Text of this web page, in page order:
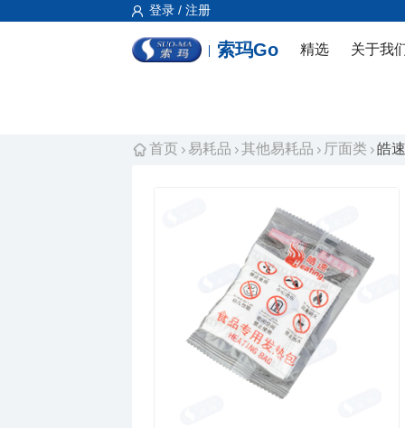
登录 / 注册
索玛Go 精选 关于我
首页 易耗品 其他易耗品 厅面类 皓